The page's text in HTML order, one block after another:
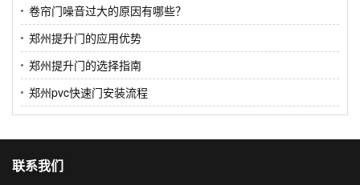
卷帘门噪音过大的原因有哪些？
郑州提升门的应用优势
郑州提升门的选择指南
郑州pvc快速门安装流程
联系我们